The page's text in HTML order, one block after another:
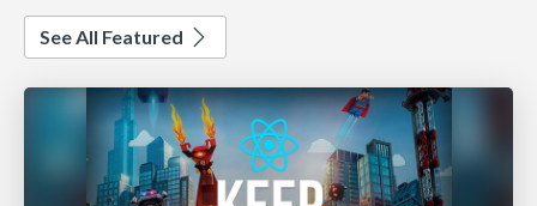
See All Featured